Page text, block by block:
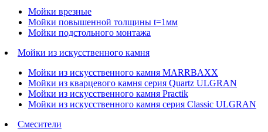
Мойки врезные
Мойки повышенной толщины t=1мм
Мойки подстольного монтажа
Мойки из искусственного камня
Мойки из искусственного камня MARRBAXX
Мойки из кварцевого камня серия Quartz ULGRAN
Мойки из искусственного камня Practik
Мойки из искусственного камня серия Classic ULGRAN
Смесители